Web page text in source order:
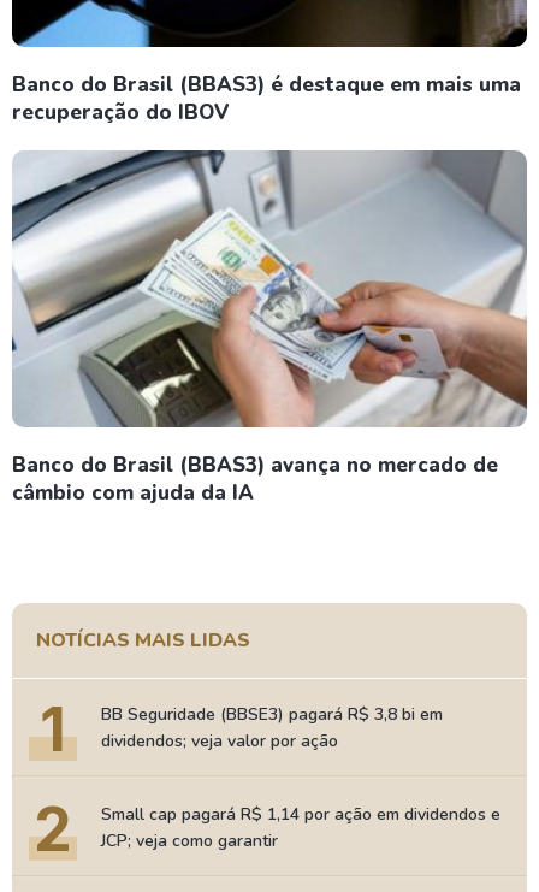
Banco do Brasil (BBAS3) é destaque em mais uma
recuperação do IBOV
Banco do Brasil (BBAS3) avança no mercado de
câmbio com ajuda da IA
NOTÍCIAS MAIS LIDAS
1
BB Seguridade (BBSE3) pagará R$ 3,8 bi em
dividendos; veja valor por ação
2
Small cap pagará R$ 1,14 por ação em dividendos e
JCP; veja como garantir